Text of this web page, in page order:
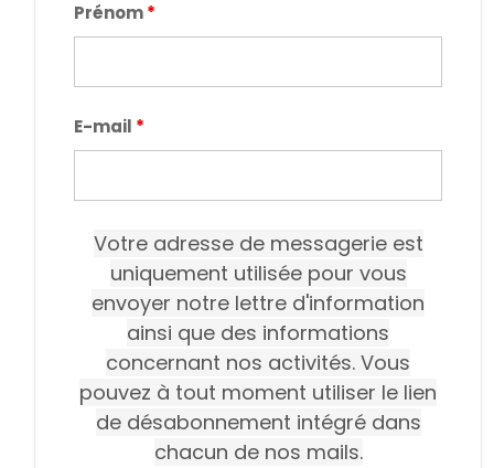
Prénom*
E-mail *
Votre adresse de messagerie est
uniquement utilisée pour vous
envoyer notre lettre d'information
ainsi que des informations
concernant nos activités. Vous
pouvez à tout moment utiliser le lien
de désabonnement intégré dans
chacun de nos mails.